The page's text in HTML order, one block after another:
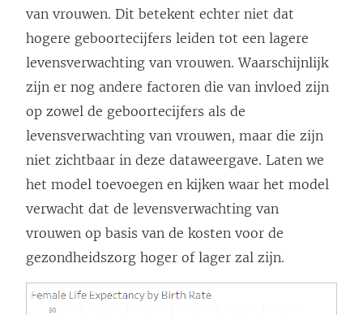
van vrouwen. Dit betekent echter niet dat
hogere geboortecijfers leiden tot een lagere
levensverwachting van vrouwen. Waarschijnlijk
zijn er nog andere factoren die van invloed zijn
op zowel de geboortecijfers als de
levensverwachting van vrouwen, maar die zijn
niet zichtbaar in deze dataweergave. Laten we
het model toevoegen en kijken waar het model
verwacht dat de levensverwachting van
vrouwen op basis van de kosten voor de
gezondheidszorg hoger of lager zal zijn.